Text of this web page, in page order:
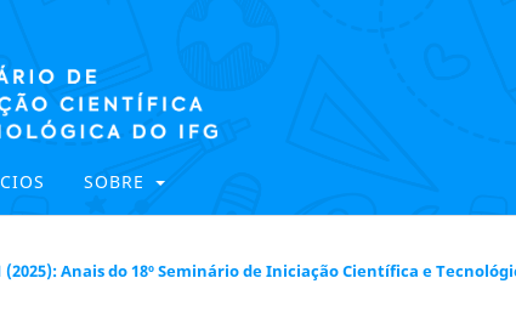
SOBRE
(2025): Anais do 18º Seminário de Iniciação Científica e